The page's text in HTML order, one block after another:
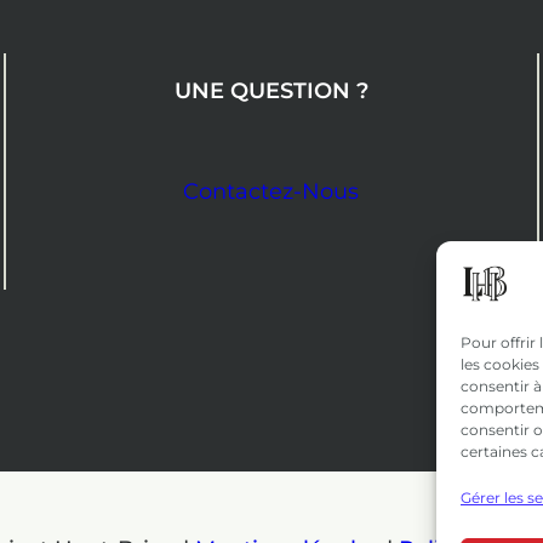
Pour offrir
les
consentir
consentir
certaines
Gérer les
UNE QUESTION ?
Contactez-Nous